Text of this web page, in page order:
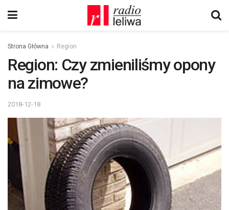
Strona Główna Region
Region: Czy zmieniliśmy opony
na zimowe?
2018-12-18